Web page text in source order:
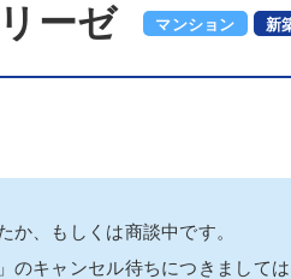
マンション 新
ーゼ
、もしくは商談中です。
のキャンセル待ちにつきましては